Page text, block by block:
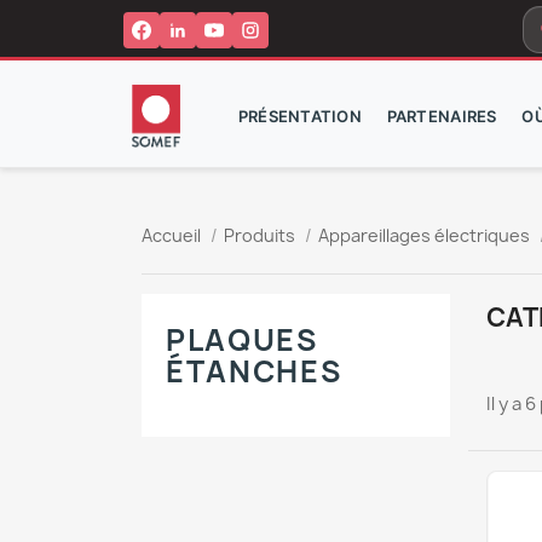
PRÉSENTATION PARTENAIRES
Accueil Produits Appareillages électriques
PLAQUES
ÉTANCHES
Il y a